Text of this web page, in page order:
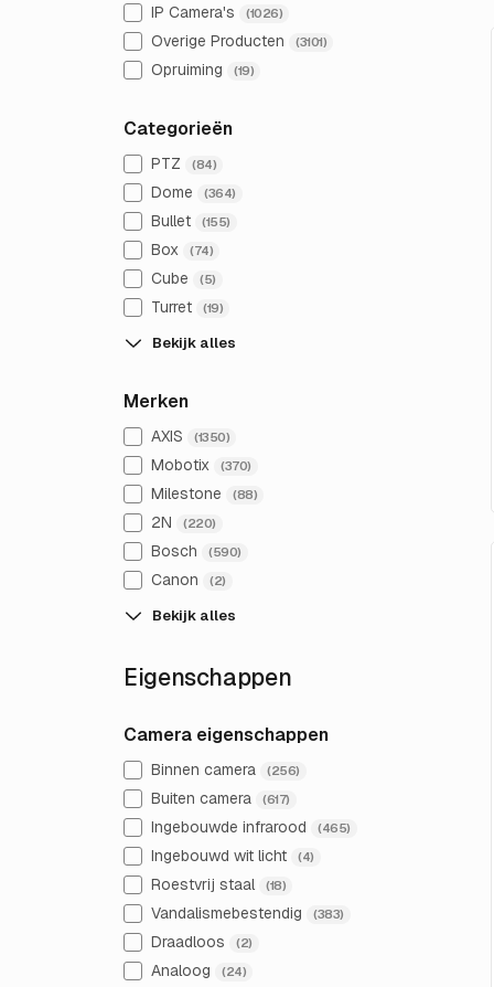
IP Camera's (1026)
Overige Producten (3101)
Opruiming (19)
Categorieën
PTZ (84)
Dome (364)
Bullet (155)
Box (74)
Cube (5)
Turret (19)
Bekijk alles
Merken
AXIS (1350)
Mobotix (370)
Milestone (88)
2N (220)
Bosch (590)
Canon (2)
Bekijk alles
Eigenschappen
Camera eigenschappen
Binnen camera (256)
Buiten camera (617)
Ingebouwde infrarood (465)
Ingebouwd wit licht (4)
Roestvrij staal (18)
Vandalismebestendig (383)
Draadloos (2)
Analoog (24)